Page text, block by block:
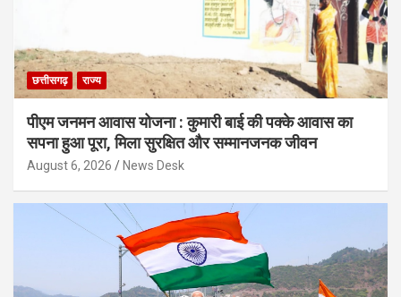
छत्तीसगढ़ राज्य
पीएम जनमन आवास योजना : कुमारी बाई की पक्के आवास का
सपना हुआ पूरा, मिला सुरक्षित और सम्मानजनक जीवन
August 6, 2026 News Desk